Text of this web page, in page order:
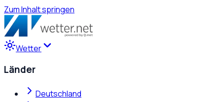
Zum Inhalt springen
Wetter
Länder
Deutschland